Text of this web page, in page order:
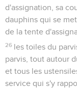
d'assignation, sa
dauphins qui se
de la tente
26 les toiles du
parvis, tout autour
et tous les
service qui s'y